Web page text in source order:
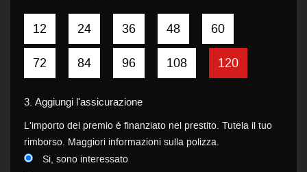
12 24 36 48 60
72 84 96 108 120
3. Aggiungi l'assicurazione
L'importo del premio è finanziato nel prestito. Tutela il tuo
rimborso. Maggiori informazioni sulla polizza.
Si, sono interessato